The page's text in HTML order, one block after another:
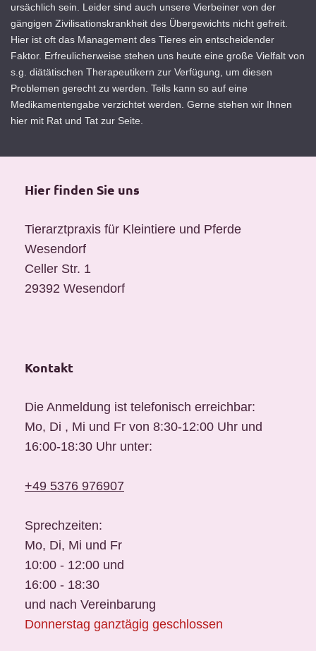
ursächlich sein. Leider sind auch unsere Vierbeiner von der
gängigen Zivilisationskrankheit des Übergewichts nicht gefreit.
Hier ist oft das Management des Tieres ein entscheidender
Faktor. Erfreulicherweise stehen uns heute eine große Vielfalt von
s.g. diätätischen Therapeutikern zur Verfügung, um diesen
Problemen gerecht zu werden. Teils kann so auf eine
Medikamentengabe verzichtet werden. Gerne stehen wir Ihnen
hier mit Rat und Tat zur Seite.
Hier finden Sie uns
Tierarztpraxis für Kleintiere und Pferde
Wesendorf
Celler Str. 1
29392 Wesendorf
Kontakt
Die Anmeldung ist telefonisch erreichbar:
Mo, Di , Mi und Fr von 8:30-12:00 Uhr und
16:00-18:30 Uhr unter:
+49 5376 976907
Sprechzeiten:
Mo, Di, Mi und Fr
10:00 - 12:00 und
16:00 - 18:30
und nach Vereinbarung
Donnerstag ganztägig geschlossen